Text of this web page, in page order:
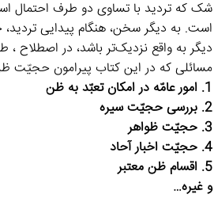
شک که تردید با تساوی دو طرف احتمال
است. به دیگر سخن، هنگام پیدایی
دیگر به واقع نزدیک‌تر باشد، در اصطلاح
مسائلی که در این کتاب پیرامون حجیّت ظن
1. امور عامّه در امکان تعبّد به ظن
2. بررسی حجیّت سیره
3. حجیّت ظواهر
4. حجیّت اخبار آحاد
5. اقسام ظن معتبر
و غیره…